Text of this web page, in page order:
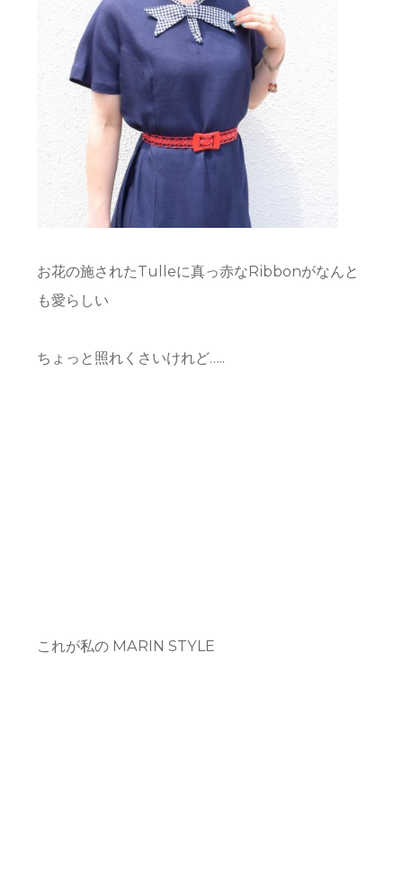
お花の施されたTulleに真っ赤なRibbonがなんと
も愛らしい
ちょっと照れくさいけれど…..
これが私の MARIN STYLE